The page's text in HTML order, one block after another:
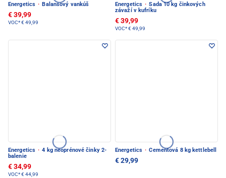
Energetics · Balansový vankúš
€ 39,99
VOC*€ 49,99
Energetics · Sada 10 kg činkových
závaží v kufríku
€ 39,99
VOC*€ 49,99
Energetics · 4 kg neoprénové činky 2-
balenie
€ 34,99
VOC*€ 44,99
Energetics · Cementová 8 kg kettlebell
€ 29,99